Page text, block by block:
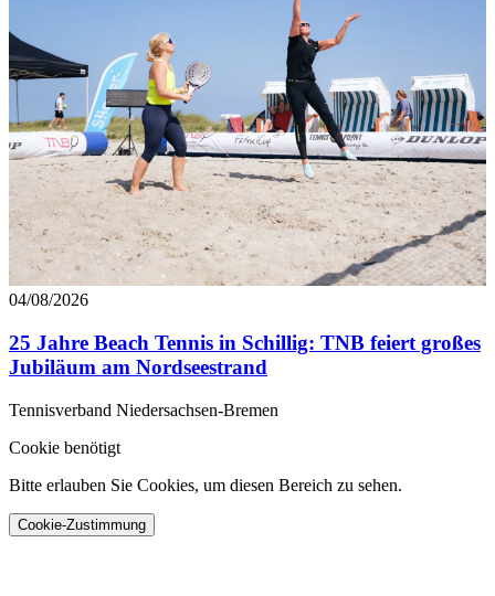
04/08/2026
25 Jahre Beach Tennis in Schillig: TNB feiert großes
Jubiläum am Nordseestrand
Tennisverband Niedersachsen-Bremen
Cookie benötigt
Bitte erlauben Sie Cookies, um diesen Bereich zu sehen.
Cookie-Zustimmung